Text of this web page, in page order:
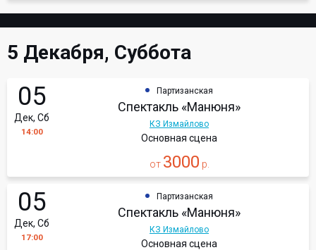
5 Декабря, Суббота
05
Дек, Сб
14:00
Партизанская
Спектакль «Манюня»
КЗ Измайлово
Основная сцена
от 3000 р.
05
Дек, Сб
17:00
Партизанская
Спектакль «Манюня»
КЗ Измайлово
Основная сцена